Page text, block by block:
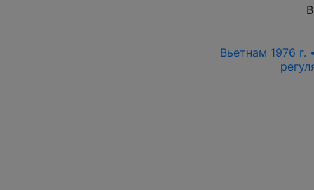
Вьетнам 1976 г.